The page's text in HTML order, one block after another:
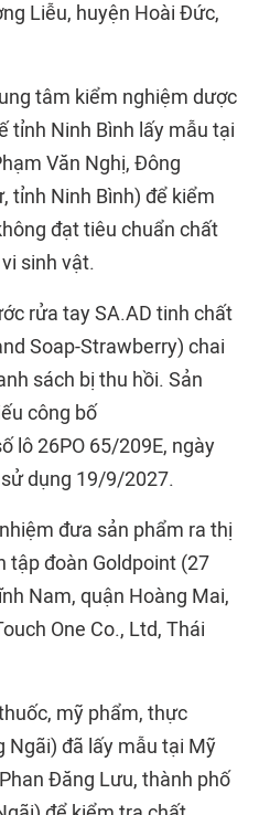
Liễu, huyện Hoài Đức,
tâm kiểm nghiệm dược
tỉnh Ninh Bình lấy mẫu tại
Văn Nghị, Đông
tỉnh Ninh Bình) để kiểm
đạt tiêu chuẩn chất
sinh vật.
rửa tay SA.AD tinh chất
Soap-Strawberry) chai
sách bị thu hồi. Sản
công bố
lô 26PO 65/209E, ngày
dụng 19/9/2027.
đưa sản phẩm ra thị
tập đoàn Goldpoint (27
Nam, quận Hoàng Mai,
One Co., Ltd, Thái
mỹ phẩm, thực
Ngãi) đã lấy mẫu tại Mỹ
Đăng Lưu, thành phố